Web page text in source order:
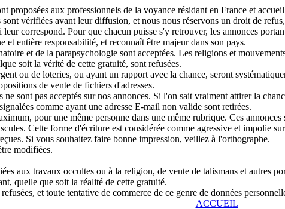
proposées aux professionnels de la voyance résidant en France et
vérifiées avant leur diffusion, et nous nous réservons un droit de
correspond. Pour que chacun puisse s'y retrouver, les annonces
et entière responsabilité, et reconnaît être majeur dans son pays.
et de la parapsychologie sont acceptées. Les religions et
soit la vérité de cette gratuité, sont refusées.
ou de loteries, ou ayant un rapport avec la chance, seront
de vente de fichiers d'adresses.
ne sont pas acceptés sur nos annonces. Si l'on sait vraiment attirer la
comme ayant une adresse E-mail non valide sont retirées.
pour une même personne dans une même rubrique. Ces annonces
Cette forme d'écriture est considérée comme agressive et impolie
Si vous souhaitez faire bonne impression, veillez à l'orthographe.
modifiées.
aux travaux occultes ou à la religion, de vente de talismans et autres
quelle que soit la réalité de cette gratuité.
et toute tentative de commerce de ce genre de données
ACCUEIL